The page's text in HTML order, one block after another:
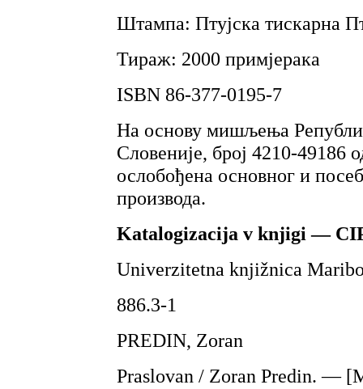
Штампа: Птујска тискарна
Тираж: 2000 примјерака
ISBN 86-377-0195-7
На основу мишљења
Словеније, број 4210-49186
ослобођена основног и
производа.
Katalogizacija v knjigi —
Univerzitetna knjižnica
886.3-1
PREDIN, Zoran
Praslovan / Zoran Predin. —